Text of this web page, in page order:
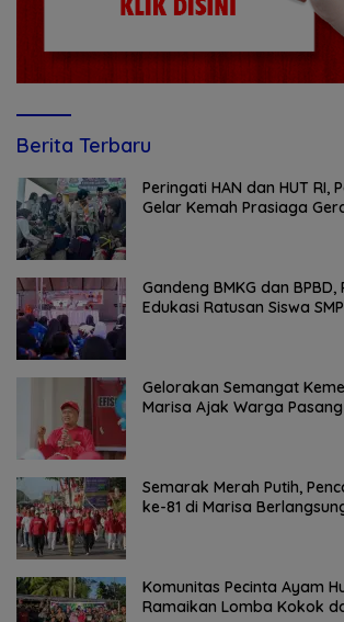
Berita Terbaru
Peringati HAN dan HUT RI,
Gelar Kemah Prasiaga
Gandeng BMKG dan BPBD,
Edukasi Ratusan Siswa
Gelorakan Semangat
Marisa Ajak Warga
Semarak Merah Putih,
ke-81 di Marisa
Komunitas Pecinta Ayam
Ramaikan Lomba Kokok